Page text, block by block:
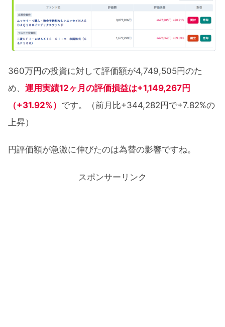
360万円の投資に対して評価額が4,749,505円のた
め、 運用実績12ヶ月の評価損益は+1,149,267円
（+31.92%） です。（前月比+344,282円で+7.82%の
上昇）
円評価額が急激に伸びたのは為替の影響ですね。
スポンサーリンク